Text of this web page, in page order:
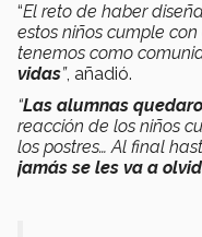
“El reto de haber
estos niños cumple con
tenemos como
vidas”, añadió.
“Las alumnas
reacción de los niños
los postres… Al final
jamás se les va a